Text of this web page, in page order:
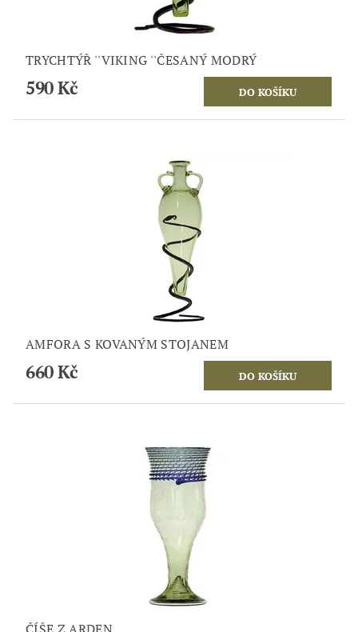
TRYCHTÝŘ ''VIKING ''ČESANÝ MODRÝ
590 Kč
AMFORA S KOVANÝM STOJANEM
660 Kč
ČÍŠE Z ARDEN